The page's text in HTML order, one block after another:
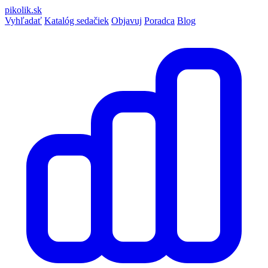
pikolik.sk
Vyhľadať Katalóg sedačiek Objavuj Poradca Blog